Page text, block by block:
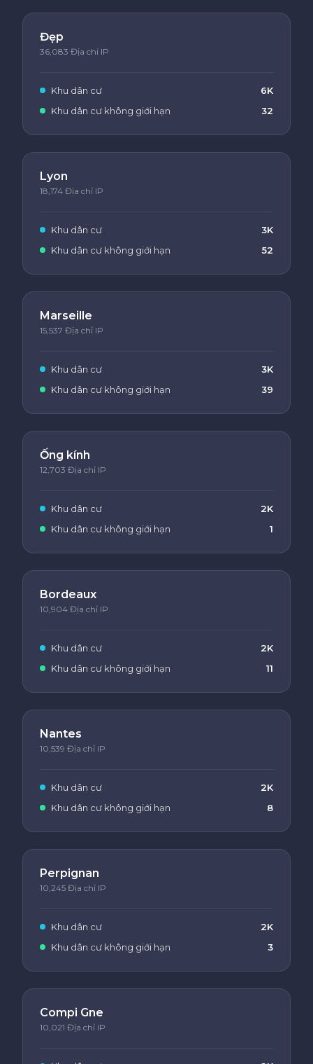
Đẹp
36,083 Địa chỉ IP
Khu dân cư
6K
Khu dân cư không giới hạn
32
Lyon
18,174 Địa chỉ IP
Khu dân cư
3K
Khu dân cư không giới hạn
52
Marseille
15,537 Địa chỉ IP
Khu dân cư
3K
Khu dân cư không giới hạn
39
Ống kính
12,703 Địa chỉ IP
Khu dân cư
2K
Khu dân cư không giới hạn
1
Bordeaux
10,904 Địa chỉ IP
Khu dân cư
2K
Khu dân cư không giới hạn
11
Nantes
10,539 Địa chỉ IP
Khu dân cư
2K
Khu dân cư không giới hạn
8
Perpignan
10,245 Địa chỉ IP
Khu dân cư
2K
Khu dân cư không giới hạn
3
Compi Gne
10,021 Địa chỉ IP